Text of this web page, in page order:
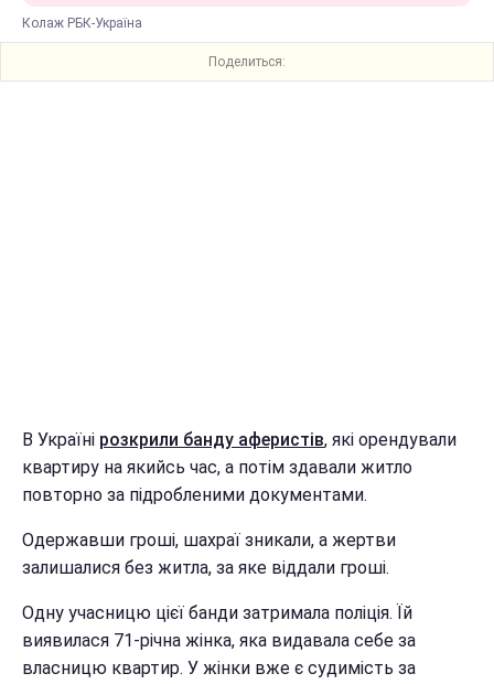
Колаж РБК-Україна
Поделиться:
В Україні розкрили банду аферистів, які орендували
квартиру на якийсь час, а потім здавали житло
повторно за підробленими документами.
Одержавши гроші, шахраї зникали, а жертви
залишалися без житла, за яке віддали гроші.
Одну учасницю цієї банди затримала поліція. Їй
виявилася 71-річна жінка, яка видавала себе за
власницю квартир. У жінки вже є судимість за